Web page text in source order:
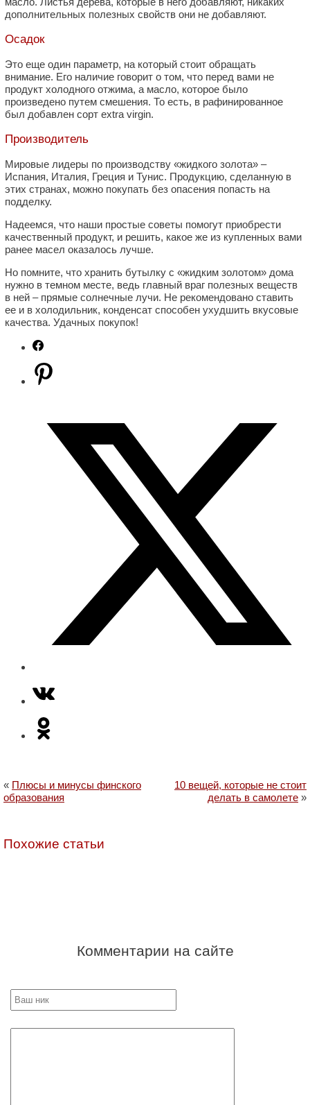
дополнительных полезных свойств они не добавляют.
Осадок
Это еще один параметр, на который стоит обращать
внимание. Его наличие говорит о том, что перед вами не
продукт холодного отжима, а масло, которое было
произведено путем смешения. То есть, в рафинированное
был добавлен сорт extra virgin.
Производитель
Мировые лидеры по производству «жидкого золота» ‒
Испания, Италия, Греция и Тунис. Продукцию, сделанную в
этих странах, можно покупать без опасения попасть на
подделку.
Надеемся, что наши простые советы помогут приобрести
качественный продукт, и решить, какое же из купленных вами
ранее масел оказалось лучше.
Но помните, что хранить бутылку с «жидким золотом» дома
нужно в темном месте, ведь главный враг полезных веществ
в ней – прямые солнечные лучи. Не рекомендовано ставить
ее и в холодильник, конденсат способен ухудшить вкусовые
качества. Удачных покупок!
« Плюсы и минусы финского
образования
10 вещей, которые не стоит
делать в самолете »
Похожие статьи
Комментарии на сайте